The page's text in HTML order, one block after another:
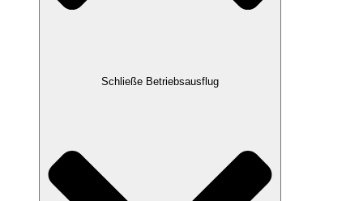
Schließe Betriebsausflug